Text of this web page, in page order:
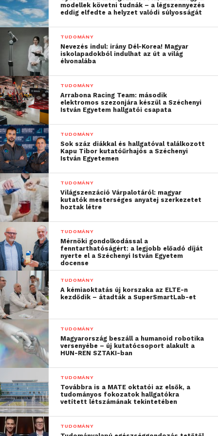
fellépnie, a repülés zöldebb és olcsóbb lehet.
Mivel a repülőgép 65 kilogramm,
szárnyfesztávolsága pedig 7 méter, sokkal szigorúbb
előírások vonatkoznak rá, mint egy 25 kilogramm
alatti drónra. A kutatási kérdések megválaszolásához
szükséges repüléseket nagyon pontosan, előre
megtervezik, a repüléseket pedig előre,
szimulátoron begyakorolja az éles teszteket is
kivitelező Müncheni Műszaki Egyetem (Technische
Universität München – TUM) csapata.
modellek követni tudnák – a légszennyezés
eddig elfedte a helyzet valódi súlyosságát
TUDOMÁNY
Nevezés indul: irány Dél-Korea! Magyar
iskolapadokból indulhat az út a világ
élvonalába
TUDOMÁNY
Arrabona Racing Team: második
elektromos szezonjára készül a Széchenyi
István Egyetem hallgatói csapata
TUDOMÁNY
Sok száz diákkal és hallgatóval találkozott
Kapu Tibor kutatóűrhajós a Széchenyi
István Egyetemen
TUDOMÁNY
Világszenzáció Várpalotáról: magyar
kutatók mesterséges anyatej szerkezetet
hoztak létre
TUDOMÁNY
Mérnöki gondolkodással a
fenntarthatóságért: a legjobb előadó díját
nyerte el a Széchenyi István Egyetem
docense
TUDOMÁNY
A kémiaoktatás új korszaka az ELTE-n
kezdődik – átadták a SuperSmartLab-et
TUDOMÁNY
Magyarország beszáll a humanoid robotika
versenyébe – új kutatócsoport alakult a
HUN-REN SZTAKI-ban
TUDOMÁNY
Továbbra is a MATE oktatói az elsők, a
tudományos fokozatok hallgatókra
vetített létszámának tekintetében
TUDOMÁNY